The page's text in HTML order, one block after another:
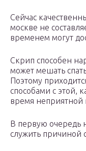
Сейчас
москве не
временем могут
Скрип способен
может мешать
Поэтому
способами с этой,
время неприятной
В первую очередь
служить причиной